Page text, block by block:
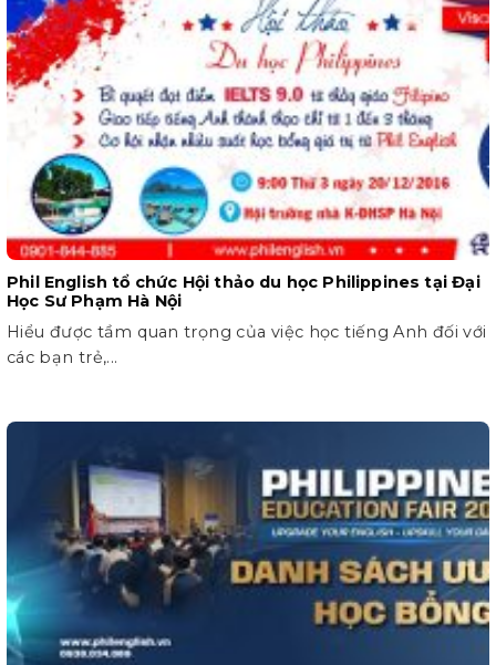
Phil English tổ chức Hội thảo du học Philippines tại Đại
Học Sư Phạm Hà Nội
Hiểu được tầm quan trọng của việc học tiếng Anh đối với
các bạn trẻ,...